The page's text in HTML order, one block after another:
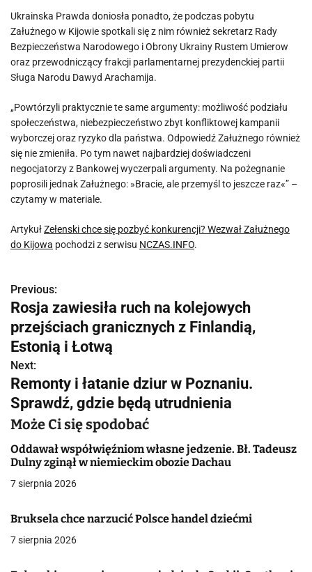
Ukrainska Prawda doniosła ponadto, że podczas pobytu
Załużnego w Kijowie spotkali się z nim również sekretarz Rady
Bezpieczeństwa Narodowego i Obrony Ukrainy Rustem Umierow
oraz przewodniczący frakcji parlamentarnej prezydenckiej partii
Sługa Narodu Dawyd Arachamija.
„Powtórzyli praktycznie te same argumenty: możliwość podziału
społeczeństwa, niebezpieczeństwo zbyt konfliktowej kampanii
wyborczej oraz ryzyko dla państwa. Odpowiedź Załużnego również
się nie zmieniła. Po tym nawet najbardziej doświadczeni
negocjatorzy z Bankowej wyczerpali argumenty. Na pożegnanie
poprosili jednak Załużnego: »Bracie, ale przemyśl to jeszcze raz«” –
czytamy w materiale.
ArtykułZełenski chce się pozbyć konkurencji? Wezwał Załużnego
do Kijowa pochodzi z serwisu NCZAS.INFO.
N
a
w
i
g
a
c
j
w
Previous:
Rosja zawiesiła ruch na kolejowych
przejściach granicznych z Finlandią,
Estonią i Łotwą
Next:
Remonty i łatanie dziur w Poznaniu.
Sprawdź, gdzie będą utrudnienia
Może Ci się spodobać
Oddawał współwięźniom własne jedzenie. Bł. Tadeusz
Dulny zginął w niemieckim obozie Dachau
7 sierpnia 2026
Bruksela chce narzucić Polsce handel dziećmi
7 sierpnia 2026